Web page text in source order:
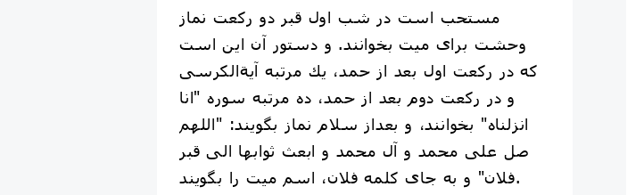
مستحب است در شب اول قبر دو ركعت نماز
وحشت براى ميت بخوانند. و دستور آن اين است
كه در ركعت اول بعد از حمد، يك مرتبه آية‏الكرسى
و در ركعت دوم بعد از حمد، ده مرتبه سوره "انا
انزلناه" بخوانند، و بعداز سلام نماز بگويند: "اللهم
صل على محمد و آل محمد و ابعث ثوابها الى قبر
فلان" و به جاى كلمه فلان، اسم ميت را بگويند.